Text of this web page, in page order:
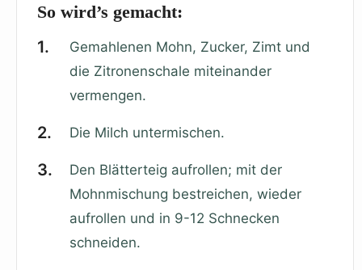
So wird’s gemacht:
Gemahlenen Mohn, Zucker, Zimt und
die Zitronenschale miteinander
vermengen.
Die Milch untermischen.
Den Blätterteig aufrollen; mit der
Mohnmischung bestreichen, wieder
aufrollen und in 9-12 Schnecken
schneiden.